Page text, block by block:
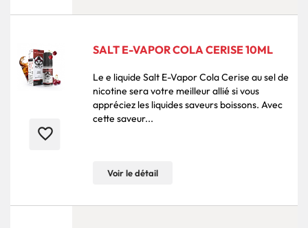
favorite_border
SALT E-VAPOR COLA CERISE 10ML
Le e liquide Salt E-Vapor Cola Cerise au sel de
nicotine sera votre meilleur allié si vous
appréciez les liquides saveurs boissons. Avec
cette saveur...
Voir le détail